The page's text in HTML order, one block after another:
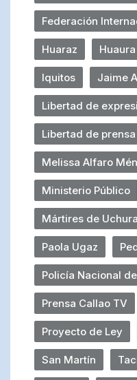
Federación
Huaraz Huaura
Iquitos Jaime
Libertad de
Libertad de prensa
Melissa Alfaro
Ministerio Público
Mártires de
Paola Ugaz
Policía Nacional
Prensa Callao TV
Proyecto de Ley
San Martín